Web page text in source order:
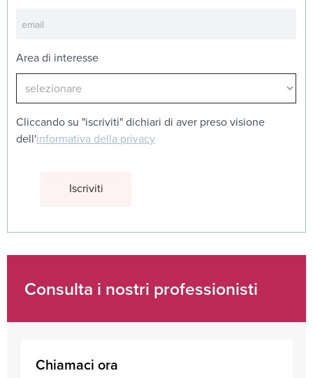
Area di interesse
Cliccando su "iscriviti" dichiari di aver preso visione
dell'informativa della privacy
Consulta i nostri professionisti
Chiamaci ora